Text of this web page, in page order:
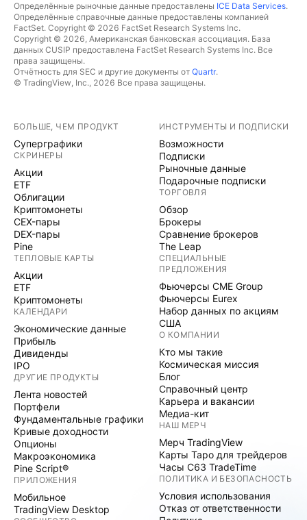
Определённые рыночные данные предоставлены ICE Data Services.
Определённые справочные данные предоставлены компанией
FactSet. Copyright © 2026 FactSet Research Systems Inc.
Copyright © 2026, Американская банковская ассоциация. База
данных CUSIP предоставлена FactSet Research Systems Inc. Все
права защищены.
Отчётность для SEC и другие документы от Quartr.
© TradingView, Inc., 2026 Все права защищены.
БОЛЬШЕ, ЧЕМ ПРОДУКТ
Суперграфики
СКРИНЕРЫ
Акции
ETF
Облигации
Криптомонеты
CEX-пары
DEX-пары
Pine
ТЕПЛОВЫЕ КАРТЫ
Акции
ETF
Криптомонеты
КАЛЕНДАРИ
Экономические данные
Прибыль
Дивиденды
IPO
ДРУГИЕ ПРОДУКТЫ
Лента новостей
Портфели
Фундаментальные графики
Кривые доходности
Опционы
Макроэкономика
Pine Script®
ПРИЛОЖЕНИЯ
Мобильное
TradingView Desktop
ИНСТРУМЕНТЫ И ПОДПИСКИ
Возможности
Подписки
Рыночные данные
Подарочные подписки
ТОРГОВЛЯ
Обзор
Брокеры
Сравнение брокеров
The Leap
СПЕЦИАЛЬНЫЕ
ПРЕДЛОЖЕНИЯ
Фьючерсы CME Group
Фьючерсы Eurex
Набор данных по акциям
США
О КОМПАНИИ
Кто мы такие
Космическая миссия
Блог
Справочный центр
Карьера и вакансии
Медиа-кит
НАШ МЕРЧ
Мерч TradingView
Карты Таро для трейдеров
Часы C63 TradeTime
ПОЛИТИКА И БЕЗОПАСНОСТЬ
Условия использования
Отказ от ответственности